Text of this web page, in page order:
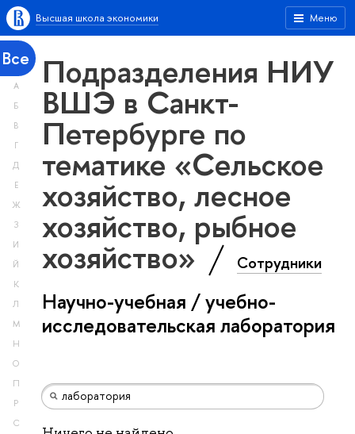
Меню
Высшая школа экономики
Все
А
Б
В
Г
Д
Е
Ж
З
И
Й
К
Л
М
Н
О
П
Р
С
Подразделения НИУ
ВШЭ в Санкт-
Петербурге по
тематике «Сельское
хозяйство, лесное
хозяйство, рыбное
хозяйство» Сотрудники
Научно-учебная / учебно-
исследовательская лаборатория